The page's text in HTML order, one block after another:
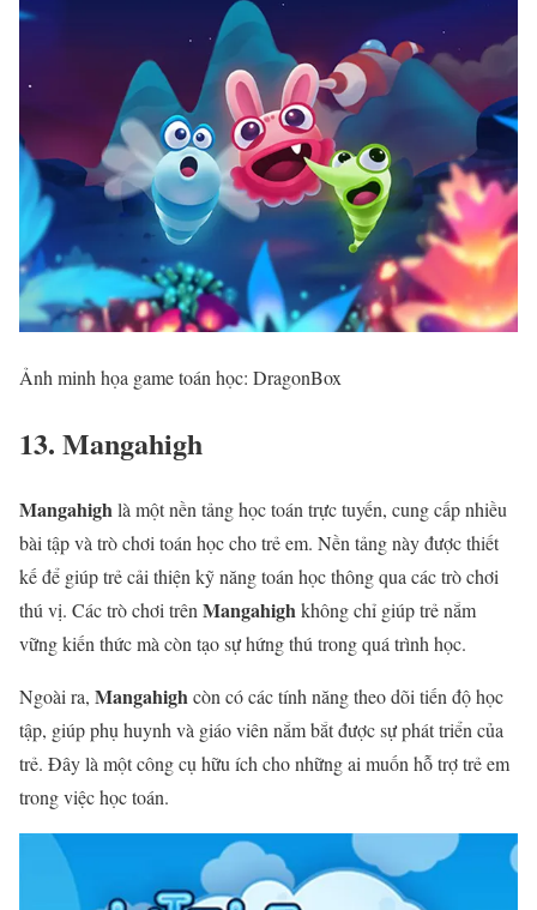
Ảnh minh họa game toán học: DragonBox
13. Mangahigh
Mangahighlà một nền tảng học toán trực tuyến, cung cấp nhiều
bài tập và trò chơi toán học cho trẻ em. Nền tảng này được thiết
kế để giúp trẻ cải thiện kỹ năng toán học thông qua các trò chơi
thú vị. Các trò chơi trên Mangahighkhông chỉ giúp trẻ nắm
vững kiến thức mà còn tạo sự hứng thú trong quá trình học.
Ngoài ra, Mangahighcòn có các tính năng theo dõi tiến độ học
tập, giúp phụ huynh và giáo viên nắm bắt được sự phát triển của
trẻ. Đây là một công cụ hữu ích cho những ai muốn hỗ trợ trẻ em
trong việc học toán.